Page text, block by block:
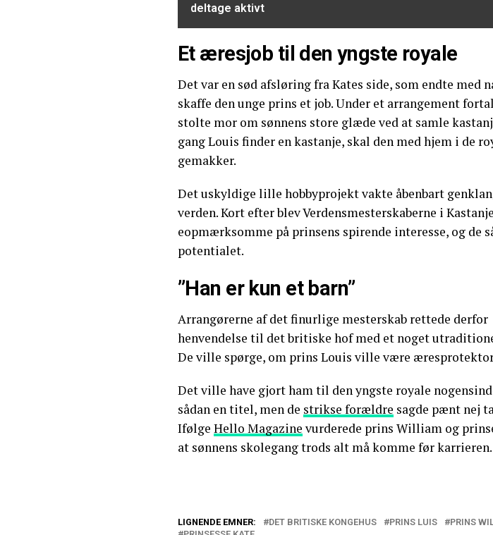
deltage aktivt
Et æresjob til den yngste royale
Det var en sød afsløring fra Kates side, som endte med
skaffe den unge prins et job. Under et arrangement
stolte mor om sønnens store glæde ved at samle
gang Louis finder en kastanje, skal den med hjem i de
gemakker.
Det uskyldige lille hobbyprojekt vakte åbenbart
verden. Kort efter blev Verdensmesterskaberne i
eopmærksomme på prinsens spirende interesse, og de
potentialet.
”Han er kun et barn”
Arrangørerne af det finurlige mesterskab rettede derfor
henvendelse til det britiske hof med et noget
De ville spørge, om prins Louis ville være
Det ville have gjort ham til den yngste royale
sådan en titel, men de strikse forældre sagde pænt nej
Ifølge Hello Magazine vurderede prins William og
at sønnens skolegang trods alt må komme før karrieren.
LIGNENDE EMNER: DET BRITISKE KONGEHUS PRINS LUIS
PRINS